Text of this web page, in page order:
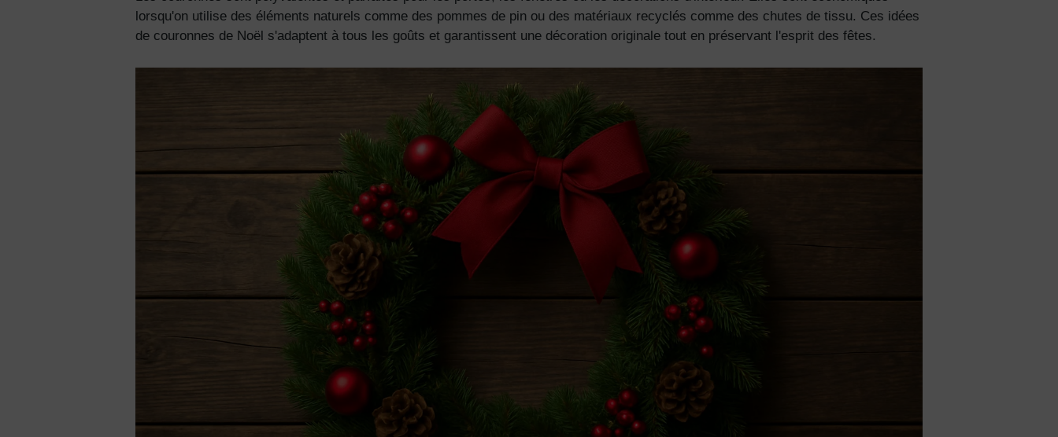
lorsqu'on utilise des éléments naturels comme des pommes de pin ou des matériaux recyclés comme des chutes de tissu. Ces idées
de couronnes de Noël s'adaptent à tous les goûts et garantissent une décoration originale tout en préservant l'esprit des fêtes.